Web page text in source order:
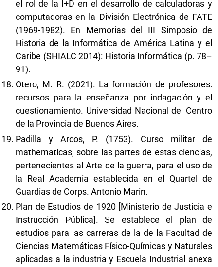
el rol de la I+D en el desarrollo de calculadoras y
computadoras en la División Electrónica de FATE
(1969-1982). En Memorias del III Simposio de
Historia de la Informática de América Latina y el
Caribe (SHIALC 2014): Historia Informática (p. 78–
91).
Otero, M. R. (2021). La formación de profesores:
recursos para la enseñanza por indagación y el
cuestionamiento. Universidad Nacional del Centro
de la Provincia de Buenos Aires.
Padilla y Arcos, P. (1753). Curso militar de
mathematicas, sobre las partes de estas ciencias,
pertenecientes al Arte de la guerra, para el uso de
la Real Academia establecida en el Quartel de
Guardias de Corps. Antonio Marin.
Plan de Estudios de 1920 [Ministerio de Justicia e
Instrucción Pública]. Se establece el plan de
estudios para las carreras de la de la Facultad de
Ciencias Matemáticas Físico-Químicas y Naturales
aplicadas a la industria y Escuela Industrial anexa